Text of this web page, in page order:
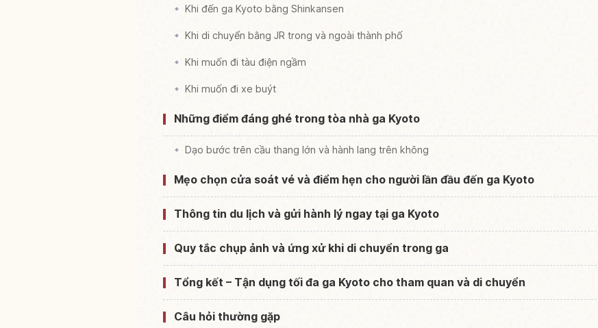
Khi đến ga Kyoto bằng Shinkansen
Khi di chuyển bằng JR trong và ngoài thành phố
Khi muốn đi tàu điện ngầm
Khi muốn đi xe buýt
Những điểm đáng ghé trong tòa nhà ga Kyoto
Dạo bước trên cầu thang lớn và hành lang trên không
Mẹo chọn cửa soát vé và điểm hẹn cho người lần đầu đến ga Kyoto
Thông tin du lịch và gửi hành lý ngay tại ga Kyoto
Quy tắc chụp ảnh và ứng xử khi di chuyển trong ga
Tổng kết – Tận dụng tối đa ga Kyoto cho tham quan và di chuyển
Câu hỏi thường gặp